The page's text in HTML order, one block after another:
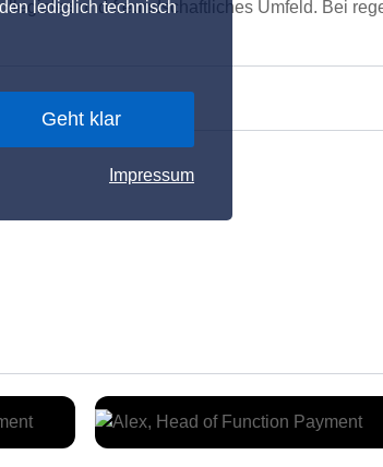
lediglich technisch
Geht klar
Impressum
und freundschaftliches Umfeld. Bei